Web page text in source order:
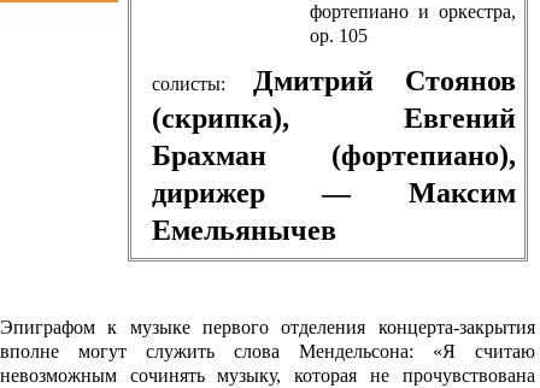
фортепиано и оркестра,
op. 105
солисты:Дмитрий Стоянов
(скрипка), Евгений
Брахман (фортепиано),
дирижер — Максим
Емельянычев
Эпиграфом к музыке первого отделения концерта-закрытия
вполне могут служить слова Мендельсона: «Я считаю
невозможным сочинять музыку, которая не прочувствована